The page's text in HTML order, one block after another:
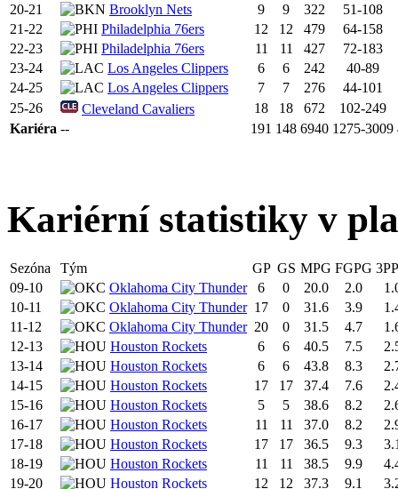
20-21
Brooklyn Nets 9 9 322
51-108
21-22
Philadelphia 76ers 12 12 479
64-158
22-23
Philadelphia 76ers 11 11 427
72-183
23-24
Los Angeles Clippers 6 6 242
40-89
24-25
Los Angeles Clippers 7 7 276
44-101
25-26
Cleveland Cavaliers 18 18 672
102-249
Kariéra -- 191 148 6940 1275-3009
Kariérní statistiky v
Sezóna Tým GP GS MPG FGPG
09-10
Oklahoma City Thunder 6 0 20.0 2.0
10-11
Oklahoma City Thunder 17 0 31.6 3.9
11-12
Oklahoma City Thunder 20 0 31.5 4.7
12-13
Houston Rockets 6 6 40.5 7.5
13-14
Houston Rockets 6 6 43.8 8.3
14-15
Houston Rockets 17 17 37.4 7.6
15-16
Houston Rockets 5 5 38.6 8.2
16-17
Houston Rockets 11 11 37.0 8.2
17-18
Houston Rockets 17 17 36.5 9.3
18-19
Houston Rockets 11 11 38.5 9.9
19-20
Houston Rockets 12 12 37.3 9.1